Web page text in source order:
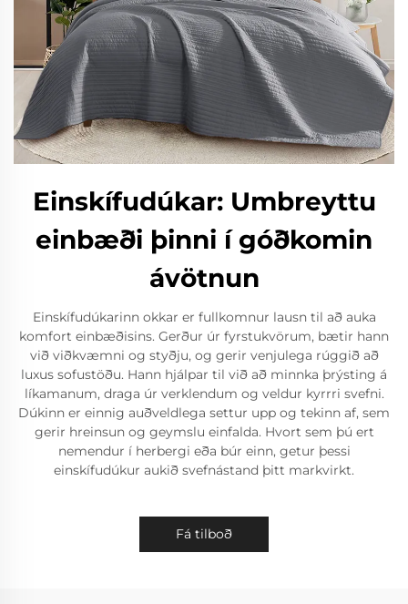
Einskífudúkar: Umbreyttu
einbæði þinni í góðkomin
ávötnun
Einskífudúkarinn okkar er fullkomnur lausn til að auka
komfort einbæðisins. Gerður úr fyrstukvörum, bætir hann
við viðkvæmni og styðju, og gerir venjulega rúggið að
luxus sofustöðu. Hann hjálpar til við að minnka þrýsting á
líkamanum, draga úr verklendum og veldur kyrrri svefni.
Dúkinn er einnig auðveldlega settur upp og tekinn af, sem
gerir hreinsun og geymslu einfalda. Hvort sem þú ert
nemendur í herbergi eða búr einn, getur þessi
einskífudúkur aukið svefnástand þitt markvirkt.
Fá tilboð